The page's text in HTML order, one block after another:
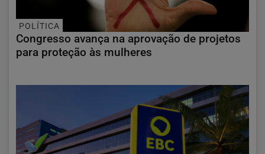
POLÍTICA
Congresso avança na aprovação de projetos
para proteção às mulheres